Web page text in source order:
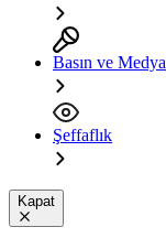
Basın ve Medya
Şeffaflık
Kapat